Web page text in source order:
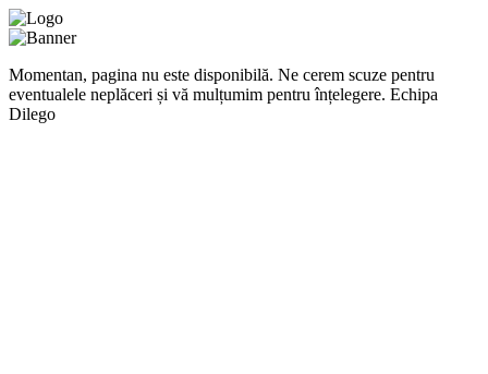
Momentan, pagina nu este disponibilă. Ne cerem scuze pentru
eventualele neplăceri și vă mulțumim pentru înțelegere. Echipa
Dilego